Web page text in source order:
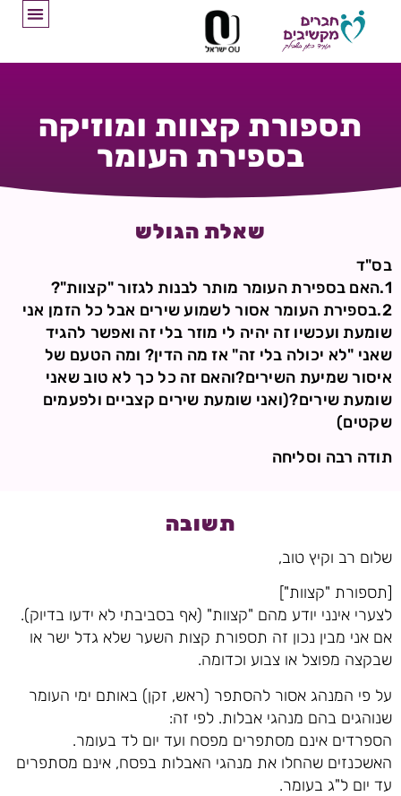
תספורת קצוות ומוזיקה
בספירת העומר
שאלת הגולש
בס"ד
1.האם בספירת העומר מותר לבנות לגזור "קצוות"?
2.בספירת העומר אסור לשמוע שירים אבל כל הזמן אני
שומעת ועכשיו זה יהיה לי מוזר בלי זה ואפשר להגיד
שאני "לא יכולה בלי זה" אז מה הדין? ומה הטעם של
איסור שמיעת השירים?והאם זה כל כך לא טוב שאני
שומעת שירים?(ואני שומעת שירים קצביים ולפעמים
שקטים)
תודה רבה וסליחה
תשובה
שלום רב וקיץ טוב,
[תספורת "קצוות"]
לצערי אינני יודע מהם "קצוות" (אף בסביבתי לא ידעו בדיוק).
אם אני מבין נכון זה תספורת קצות השער שלא גדל ישר או
שבקצה מפוצל או צבוע וכדומה.
על פי המנהג אסור להסתפר (ראש, זקן) באותם ימי העומר
שנוהגים בהם מנהגי אבלות. לפי זה:
הספרדים אינם מסתפרים מפסח ועד יום לד בעומר.
האשכנזים שהחלו את מנהגי האבלות בפסח, אינם מסתפרים
עד יום ל"ג בעומר.